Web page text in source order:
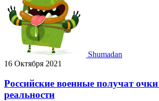
Shumadan
16 Октября 2021
Российские военные получат
реальности